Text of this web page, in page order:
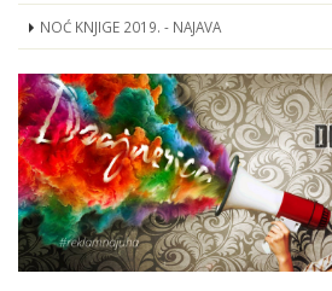
NOĆ KNJIGE 2019. - NAJAVA